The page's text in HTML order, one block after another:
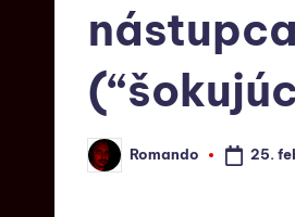
Romando 25.